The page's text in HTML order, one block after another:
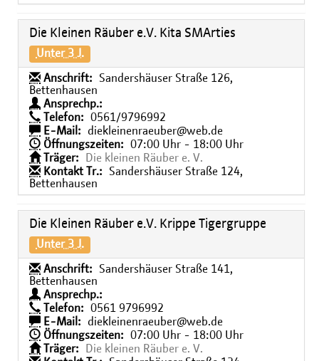
Die Kleinen Räuber e.V. Kita SMArties
Unter 3 J.
Anschrift:
Sandershäuser Straße 126,
Bettenhausen
Ansprechp.:
Telefon:
0561/9796992
E-Mail:
diekleinenraeuber@web.de
Öffnungszeiten:
07:00 Uhr - 18:00 Uhr
Träger:
Die kleinen Räuber e. V.
Kontakt Tr.:
Sandershäuser Straße 124,
Bettenhausen
Die Kleinen Räuber e.V. Krippe Tigergruppe
Unter 3 J.
Anschrift:
Sandershäuser Straße 141,
Bettenhausen
Ansprechp.:
Telefon:
0561 9796992
E-Mail:
diekleinenraeuber@web.de
Öffnungszeiten:
07:00 Uhr - 18:00 Uhr
Träger:
Die kleinen Räuber e. V.